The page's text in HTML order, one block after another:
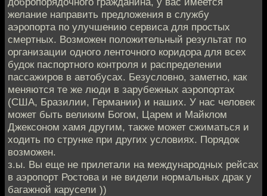
желание направить предложения в службу
аэропорта по улучшению сервиса для простых
смертных. Возможен положительный результат по
организации одного ленточного коридора для всех
будок паспортного контроля и распределении
пассажиров в автобусах. Безусловно, заметно, как
меняются те же люди в зарубежных аэропортах
(США, Бразилии, Германии) и наших. У нас человек
может быть великим Богом, Царем и Майклом
Джексоном хамя другим, также может сжиматься и
ходить по струнке при других условиях. Порядок
возможен.
з.ы. Вы еще не прилетали на международных рейсах
в аэропорт Ростова и не видели нормальных драк у
багажной карусели ))